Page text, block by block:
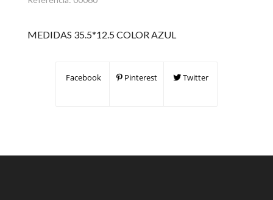
MEDIDAS 35.5*12.5 COLOR AZUL
Facebook Pinterest Twitter